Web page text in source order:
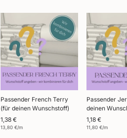
Passender French Terry
(für deinen Wunschstoff)
1,38 €
13,80 €/m
Passender
deinen
1,18 €
11,80 €/m